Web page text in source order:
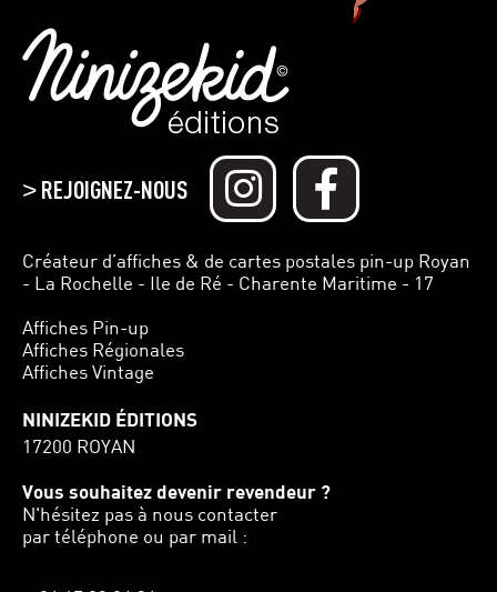
>REJOIGNEZ-NOUS
Créateur d’affiches & de cartes postales pin-up Royan
- La Rochelle - Ile de Ré - Charente Maritime - 17
Affiches Pin-up
Affiches Régionales
Affiches Vintage
NINIZEKID ÉDITIONS
17200 ROYAN
Vous souhaitez devenir revendeur ?
N'hésitez pas à nous contacter
par téléphone ou par mail :